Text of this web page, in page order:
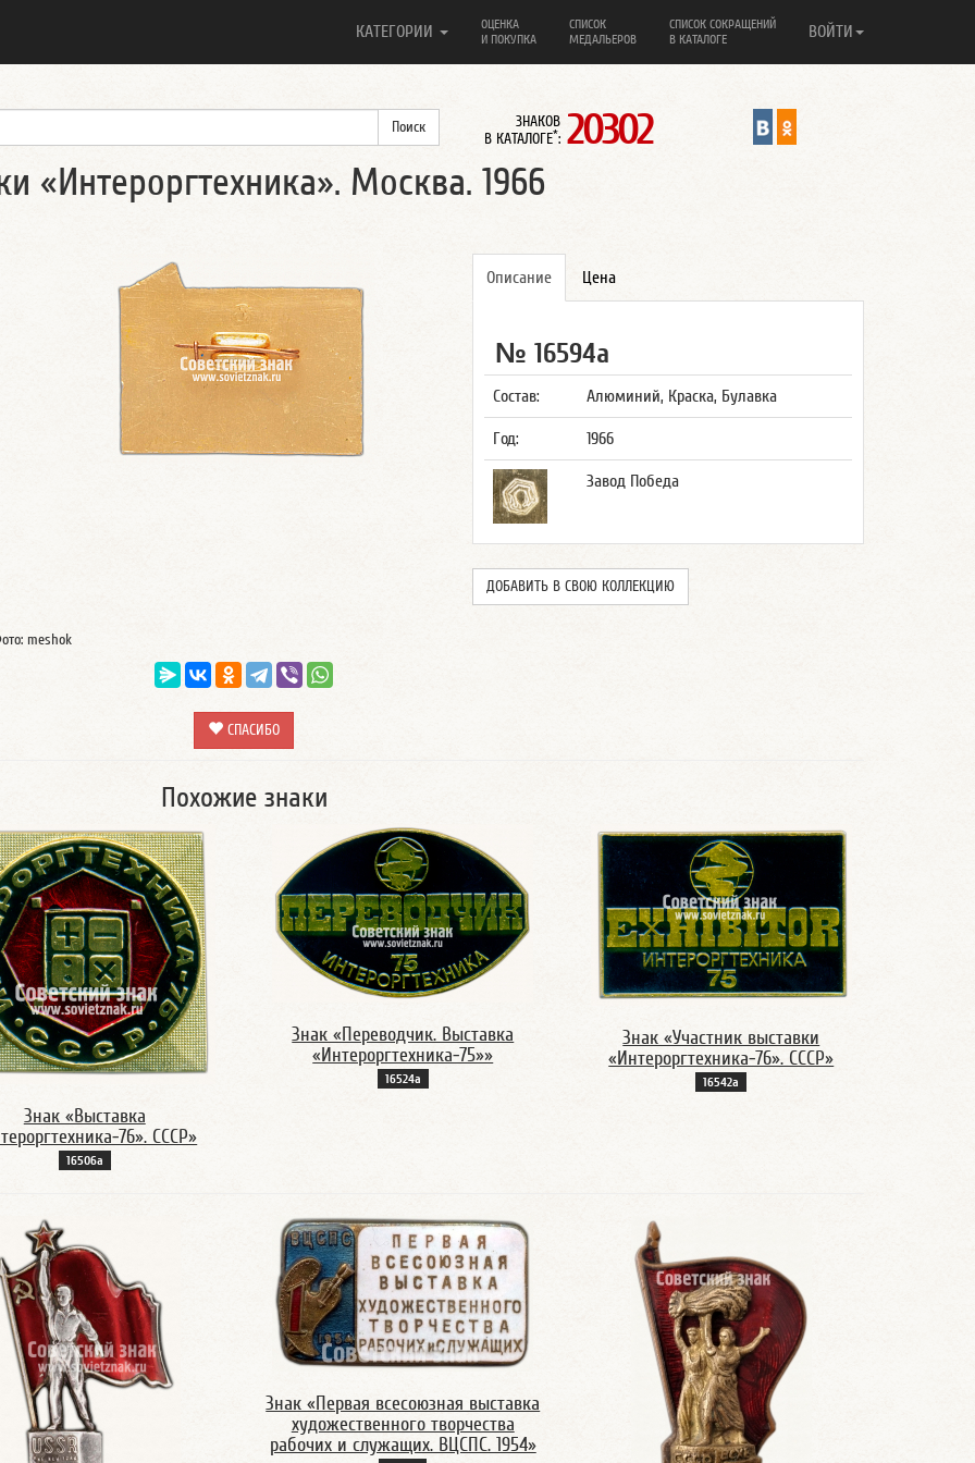
КАТЕГОРИИ
ОЦЕНКА
И ПОКУПКА
СПИСОК
МЕДАЛЬЕРОВ
СПИСОК СОКРАЩЕНИЙ
В КАТАЛОГЕ
ВОЙТИ
ЗНАКОВ
В КАТАЛОГЕ*: 20302
«Интероргтехника». Москва. 1966
Описание Цена
№ 16594а
Состав: Алюминий, Краска, Булавка
Год: 1966
Завод Победа
ДОБАВИТЬ В СВОЮ КОЛЛЕКЦИЮ
meshok
СПАСИБО
Похожие знаки
Знак «Выставка
76». СССР»
16506а
Знак «Переводчик. Выставка
«Интероргтехника-75»»
16524а
Знак «Участник выставки
«Интероргтехника-76». СССР»
16542а
Знак «Первая всесоюзная выставка
художественного творчества
рабочих и служащих. ВЦСПС. 1954»